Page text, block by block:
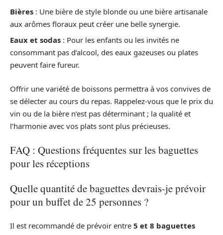
Bières : Une bière de style blonde ou une bière artisanale
aux arômes floraux peut créer une belle synergie.
Eaux et sodas : Pour les enfants ou les invités ne
consommant pas d’alcool, des eaux gazeuses ou plates
peuvent faire fureur.
Offrir une variété de boissons permettra à vos convives de
se délecter au cours du repas. Rappelez-vous que le prix du
vin ou de la bière n’est pas déterminant ; la qualité et
l’harmonie avec vos plats sont plus précieuses.
FAQ : Questions fréquentes sur les baguettes
pour les réceptions
Quelle quantité de baguettes devrais-je prévoir
pour un buffet de 25 personnes ?
Il est recommandé de prévoir entre 5 et 8 baguettes